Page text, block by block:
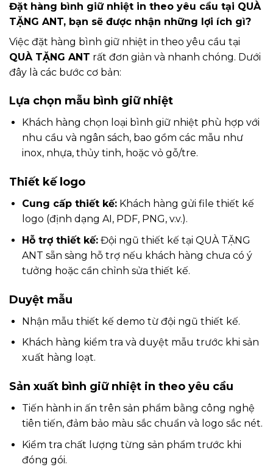
Đặt hàng bình giữ nhiệt in theo yêu cầu tại QUÀ
TẶNG ANT, bạn sẽ được nhận những lợi ích gì?
Việc đặt hàng bình giữ nhiệt in theo yêu cầu tại
QUÀ TẶNG ANT rất đơn giản và nhanh chóng. Dưới
đây là các bước cơ bản:
Lựa chọn mẫu bình giữ nhiệt
Khách hàng chọn loại bình giữ nhiệt phù hợp với
nhu cầu và ngân sách, bao gồm các mẫu như
inox, nhựa, thủy tinh, hoặc vỏ gỗ/tre.
Thiết kế logo
Cung cấp thiết kế:Khách hàng gửi file thiết kế
logo (định dạng AI, PDF, PNG, v.v.).
Hỗ trợ thiết kế:Đội ngũ thiết kế tại QUÀ TẶNG
ANT sẵn sàng hỗ trợ nếu khách hàng chưa có ý
tưởng hoặc cần chỉnh sửa thiết kế.
Duyệt mẫu
Nhận mẫu thiết kế demo từ đội ngũ thiết kế.
Khách hàng kiểm tra và duyệt mẫu trước khi sản
xuất hàng loạt.
Sản xuất bình giữ nhiệt in theo yêu cầu
Tiến hành in ấn trên sản phẩm bằng công nghệ
tiên tiến, đảm bảo màu sắc chuẩn và logo sắc nét.
Kiểm tra chất lượng từng sản phẩm trước khi
đóng gói.